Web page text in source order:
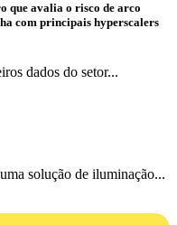
que avalia o risco de arco
com principais hyperscalers
dados do setor...
solução de iluminação...